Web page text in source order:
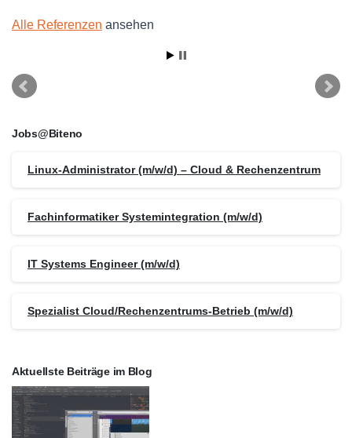
Alle Referenzen ansehen
Jobs@Biteno
Linux-Administrator (m/w/d) – Cloud & Rechenzentrum
Fachinformatiker Systemintegration (m/w/d)
IT Systems Engineer (m/w/d)
Spezialist Cloud/Rechenzentrums-Betrieb (m/w/d)
Aktuellste Beiträge im Blog